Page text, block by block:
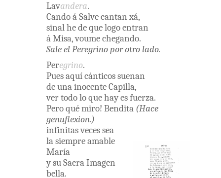
Lavandera.
CandoáSalvecantan xá,
sinalhedequelogoentran
áMisa,voumechegando.
SaleelPeregrino porotro lado.
Peregrino.
Puesaquícánticossuenan
deunainocenteCapilla,
vertodoloquehayesfuerza.
Peroquémiro! Bendita (Hace
genuflexion.)
infinitasvecessea
lasiempreamable
María
ysuSacraImagen
bella.